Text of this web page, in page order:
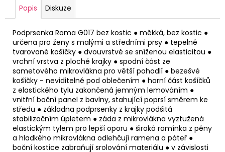
Popis Diskuze
Podprsenka Roma G017 bez kostic ● měkká, bez kostic ●
určena pro ženy s malými a středními prsy ● tepelně
tvarované košíčky ● dvouvrstvé se sníženou elasticitou ●
vrchní vrstva z ploché krajky ● spodní část ze
sametového mikrovlákna pro větší pohodlí ● bezešvé
košíčky - neviditelné pod oblečením ● horní část košíčků
z elastického tylu zakončená jemným lemováním ●
vnitřní boční panel z bavlny, stahující poprsí směrem ke
středu ● základna podprsenky z krajky podšitá
stabilizačním úpletem ● záda z mikrovlákna vyztužená
elastickým tylem pro lepší oporu ● široká ramínka z pěny
a hladkého mikrovlákna odlehčují ramena a páteř ●
boční kostice zabraňují srolování materiálu ● v závislosti